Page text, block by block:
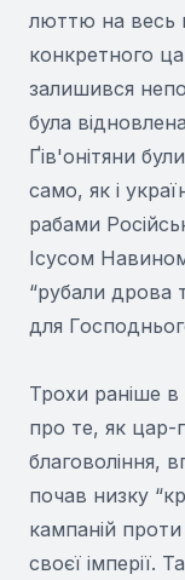
люттю на весь
конкретного
залишився
була
Ґів'онітяни
само, як і
рабами
Ісусом
“рубали дрова
для
Трохи раніше в
про те, як цар-
благовоління,
почав низку
кампаній
своєї імперії.